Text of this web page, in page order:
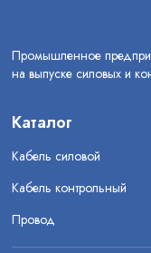
Промышленное
на выпуске силовых и
Каталог
Кабель силовой
Кабель контрольный
Провод